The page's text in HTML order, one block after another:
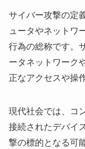
サイバー攻撃の定
ュータやネットワ
行為の総称です。
ータネットワーク
正なアクセスや操
現代社会では、コ
接続されたデバイ
撃の標的となる可